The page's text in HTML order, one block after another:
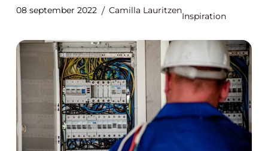
08 september 2022 Camilla Lauritzen
Inspiration